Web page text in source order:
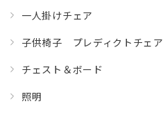
一人掛けチェア
子供椅子 プレディクトチェア
チェスト＆ボード
照明